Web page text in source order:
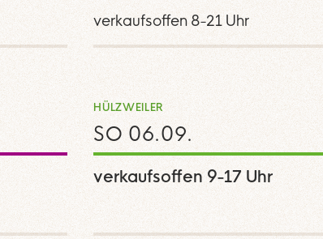
verkaufsoffen 8-21 Uhr
HÜLZWEILER
SO 06.09.
verkaufsoffen 9-17 Uhr